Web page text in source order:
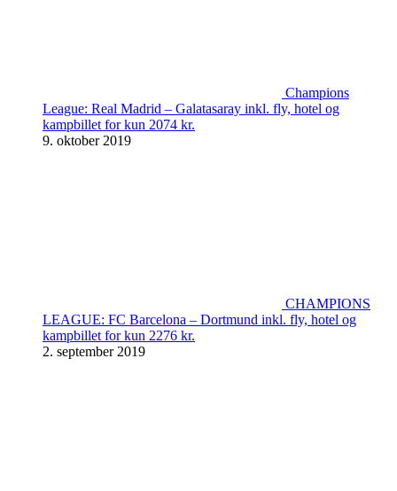
Champions
League: Real Madrid – Galatasaray inkl. fly, hotel og
kampbillet for kun 2074 kr.
9. oktober 2019
CHAMPIONS
LEAGUE: FC Barcelona – Dortmund inkl. fly, hotel og
kampbillet for kun 2276 kr.
2. september 2019